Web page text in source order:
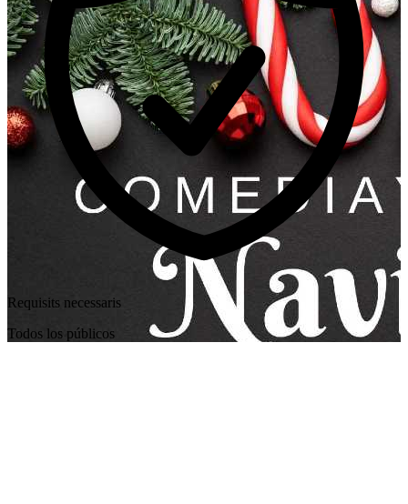
Requisits necessaris
Todos los públicos